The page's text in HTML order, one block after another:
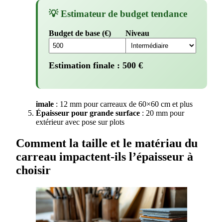
💡 Estimateur de budget tendance
Budget de base (€) Niveau
Estimation finale : 500 €
imale : 12 mm pour carreaux de 60×60 cm et plus
Épaisseur pour grande surface : 20 mm pour
extérieur avec pose sur plots
Comment la taille et le matériau du
carreau impactent-ils l’épaisseur à
choisir